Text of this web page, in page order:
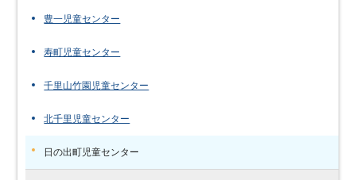
豊一児童センター
寿町児童センター
千里山竹園児童センター
北千里児童センター
日の出町児童センター